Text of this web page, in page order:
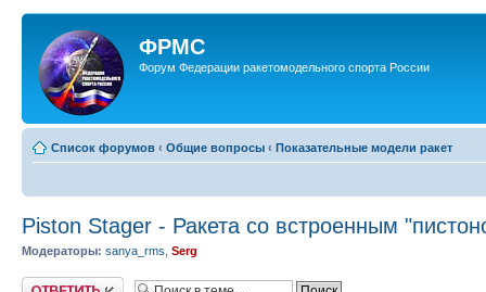
ФРМС
Форум Федерации ракетомодельного спорта России
Список форумов ‹ Общие вопросы ‹ Показательные модели ракет
Piston Stager - Ракета со встроенным
Модераторы: sanya_rms Serg
Ответить